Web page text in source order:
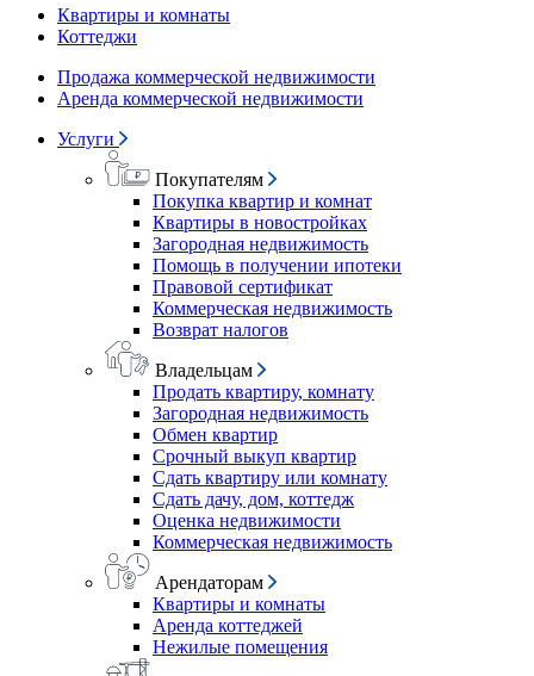
Квартиры и комнаты
Коттеджи
Продажа коммерческой недвижимости
Аренда коммерческой недвижимости
Услуги
Покупателям
Покупка квартир и комнат
Квартиры в новостройках
Загородная недвижимость
Помощь в получении ипотеки
Правовой сертификат
Коммерческая недвижимость
Возврат налогов
Владельцам
Продать квартиру, комнату
Загородная недвижимость
Обмен квартир
Срочный выкуп квартир
Сдать квартиру или комнату
Сдать дачу, дом, коттедж
Оценка недвижимости
Коммерческая недвижимость
Арендаторам
Квартиры и комнаты
Аренда коттеджей
Нежилые помещения